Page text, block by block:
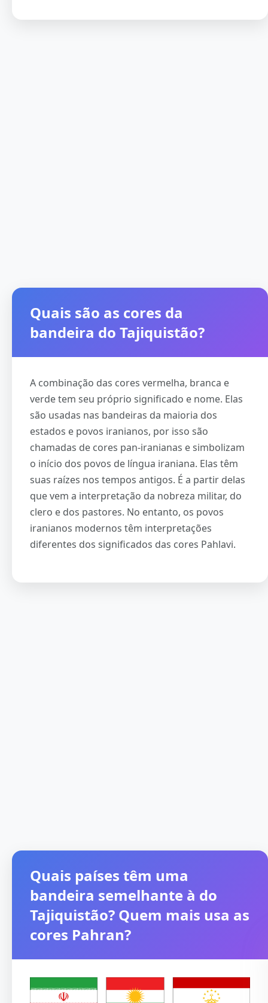
Quais são as cores da
bandeira do Tajiquistão?
A combinação das cores vermelha, branca e
verde tem seu próprio significado e nome. Elas
são usadas nas bandeiras da maioria dos
estados e povos iranianos, por isso são
chamadas de cores pan-iranianas e simbolizam
o início dos povos de língua iraniana. Elas têm
suas raízes nos tempos antigos. É a partir delas
que vem a interpretação da nobreza militar, do
clero e dos pastores. No entanto, os povos
iranianos modernos têm interpretações
diferentes dos significados das cores Pahlavi.
Quais países têm uma
bandeira semelhante à do
Tajiquistão? Quem mais usa as
cores Pahran?